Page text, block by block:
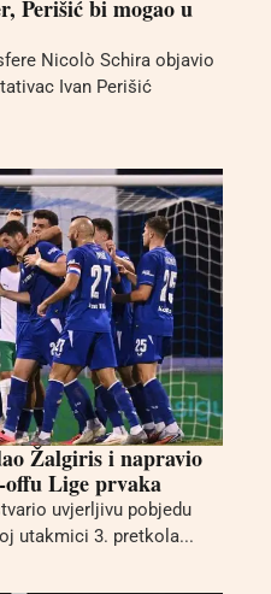
Perišić bi mogao u
Nicolò Schira objavio
Ivan Perišić
Žalgiris i napravio
Lige prvaka
uvjerljivu pobjedu
utakmici 3. pretkola...